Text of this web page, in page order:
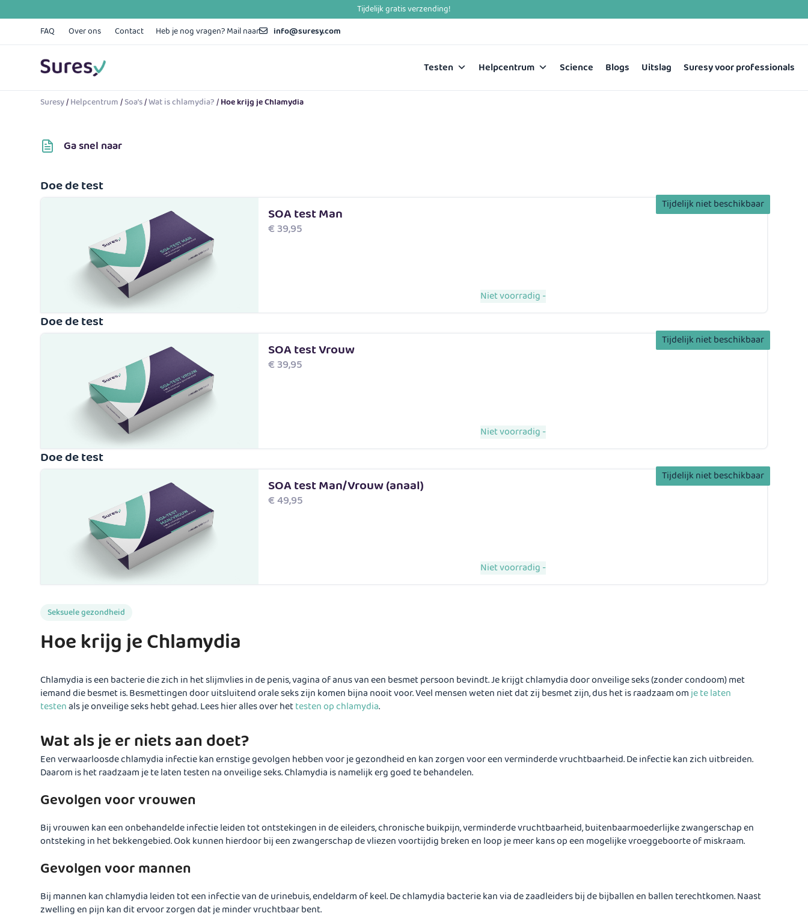
to
FAQ Over ons Contact Heb je nog vragen? Mail naar info@suresy.com
Testen Helpcentrum Science Blogs Uitslag Suresy voor professionals
Suresy/Helpcentrum/Soa’s/Wat is chlamydia?/Hoe krijg je Chlamydia
Ga snel naar
Tijdelijk niet beschikbaar
SOA test Man
€39,95
Niet voorradig -
Tijdelijk niet beschikbaar
SOA test Vrouw
€39,95
Niet voorradig -
Tijdelijk niet beschikbaar
SOA test Man/Vrouw (anaal)
€49,95
Niet voorradig -
Seksuele gezondheid
Hoe krijg je Chlamydia
Chlamydia is een bacterie die zich in het slijmvlies in de penis, vagina of anus van een besmet persoon bevindt. Je krijgt chlamydia door onveilige seks (zonder condoom) met
iemand die besmet is. Besmettingen door uitsluitend orale seks zijn komen bijna nooit voor. Veel mensen weten niet dat zij besmet zijn, dus het is raadzaam om je te laten
testenals je onveilige seks hebt gehad. Lees hier alles over hettesten op chlamydia.
Wat als je er niets aan doet?
Een verwaarloosde chlamydia infectie kan ernstige gevolgen hebben voor je gezondheid en kan zorgen voor een verminderde vruchtbaarheid. De infectie kan zich uitbreiden.
Daarom is het raadzaam je te laten testen na onveilige seks. Chlamydia is namelijk erg goed te behandelen.
Gevolgen voor vrouwen
Bij vrouwen kan een onbehandelde infectie leiden tot ontstekingen in de eileiders, chronische buikpijn, verminderde vruchtbaarheid, buitenbaarmoederlijke zwangerschap en
ontsteking in het bekkengebied. Ook kunnen hierdoor bij een zwangerschap de vliezen voortijdig breken en loop je meer kans op een mogelijke vroeggeboorte of miskraam.
Gevolgen voor mannen
Bij mannen kan chlamydia leiden tot een infectie van de urinebuis, endeldarm of keel. De chlamydia bacterie kan via de zaadleiders bij de bijballen en ballen terechtkomen. Naast
zwelling en pijn kan dit ervoor zorgen dat je minder vruchtbaar bent.